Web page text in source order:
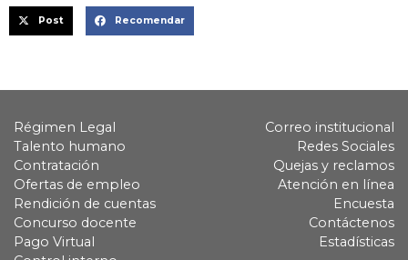
Post Recomendar
Régimen Legal
Talento humano
Contratación
Ofertas de empleo
Rendición de cuentas
Concurso docente
Pago Virtual
Correo institucional
Redes Sociales
Quejas y reclamos
Atención en línea
Encuesta
Contáctenos
Estadísticas